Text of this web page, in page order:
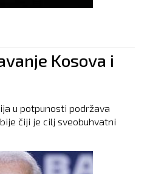
Kosova i
u potpunosti podržava
čiji je cilj sveobuhvatni